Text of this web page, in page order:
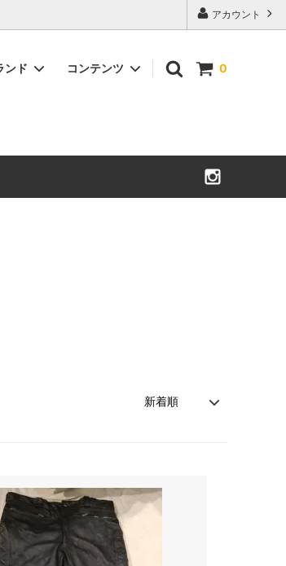
アカウント
0
小物
ンド コンテンツ